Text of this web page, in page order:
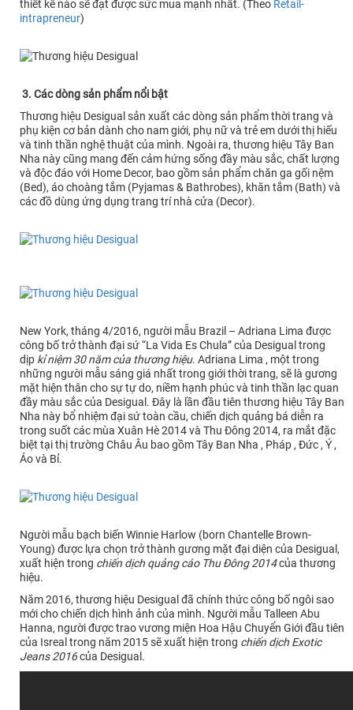
thiết kế nào sẽ đạt được sức mua mạnh nhất. (Theo Retail-
intrapreneur)
3. Các dòng sản phẩm nổi bật
Thương hiệu Desigual sản xuất các dòng sản phẩm thời trang và
phụ kiện cơ bản dành cho nam giới, phụ nữ và trẻ em dưới thị hiếu
và tinh thần nghệ thuật của mình. Ngoài ra, thương hiệu Tây Ban
Nha này cũng mang đến cảm hứng sống đầy màu sắc, chất lượng
và độc đáo với Home Decor, bao gồm sản phẩm chăn ga gối nệm
(Bed), áo choàng tắm (Pyjamas & Bathrobes), khăn tắm (Bath) và
các đồ dùng ứng dụng trang trí nhà cửa (Decor).
New York, tháng 4/2016, người mẫu Brazil – Adriana Lima được
công bố trở thành đại sứ “La Vida Es Chula” của Desigual trong
dịp kỉ niệm 30 năm của thương hiệu. Adriana Lima , một trong
những người mẫu sáng giá nhất trong giới thời trang, sẽ là gương
mặt hiện thân cho sự tự do, niềm hạnh phúc và tinh thần lạc quan
đầy màu sắc của Desigual. Đây là lần đầu tiên thương hiệu Tây Ban
Nha này bổ nhiệm đại sứ toàn cầu, chiến dịch quảng bá diễn ra
trong suốt các mùa Xuân Hè 2014 và Thu Đông 2014, ra mắt đặc
biệt tại thị trường Châu Âu bao gồm Tây Ban Nha , Pháp , Đức , Ý ,
Áo và Bỉ.
Người mẫu bạch biến Winnie Harlow (born Chantelle Brown-
Young) được lựa chọn trở thành gương mặt đại diện của Desigual,
xuất hiện trong chiến dịch quảng cáo Thu Đông 2014của thương
hiệu.
Năm 2016, thương hiệu Desigual đã chính thức công bố ngôi sao
mới cho chiến dịch hình ảnh của mình. Người mẫu Talleen Abu
Hanna, người được trao vương miện Hoa Hậu Chuyển Giới đầu tiên
của Isreal trong năm 2015 sẽ xuất hiện trong chiến dịch Exotic
Jeans 2016của Desigual.